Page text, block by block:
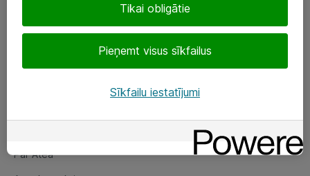
Sekojiet mums
Par Atea
Par Atea
Tikai obligātie
Pieņemt visus sīkfailus
Sīkfailu iestatījumi